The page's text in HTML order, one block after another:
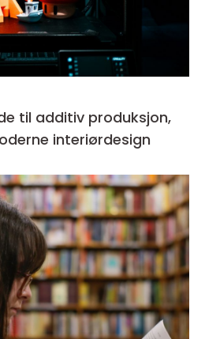
til additiv produksjon,
interiørdesign